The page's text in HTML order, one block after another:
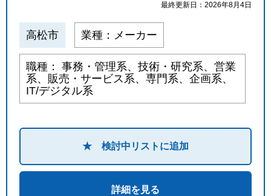
最終更新日：2026年8月4日
高松市 業種：メーカー
職種： 事務・管理系、技術・研究系、営業
系、販売・サービス系、専門系、企画系、
IT/デジタル系
★ 検討中リストに追加
詳細を見る